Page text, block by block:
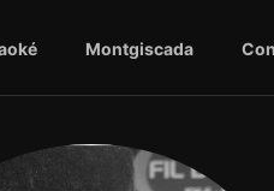
Montgiscada